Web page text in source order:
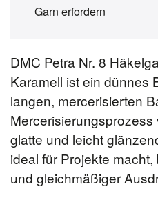
DMC Petra Nr. 8
Karamell ist ein dünnes
langen, mercerisierten
glatte und leicht
ideal für Projekte
und gleichmäßiger
Garn erfordern